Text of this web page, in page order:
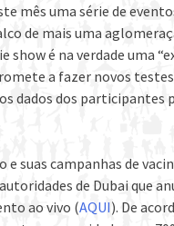
mês uma série de
de mais uma
show é na verdade uma
a fazer novos
dados dos participantes
suas campanhas de
de Dubai que
ao vivo (AQUI). De